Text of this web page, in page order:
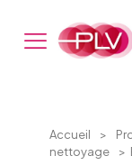
Accueil >
nettoyage
>